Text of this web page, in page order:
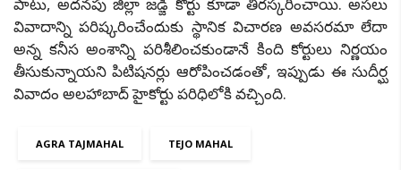
వివాదాన్ని పరిష్కరించేందుకు స్థానిక విచారణ అవసరమా లేదా
అన్న కనీస అంశాన్ని పరిశీలించకుండానే కింది కోర్టులు నిర్ణయం
తీసుకున్నాయని పిటిషనర్లు ఆరోపించడంతో, ఇప్పుడు ఈ సుదీర్ఘ
వివాదం అలహాబాద్ హైకోర్టు పరిధిలోకి వచ్చింది.
AGRA TAJMAHAL TEJO MAHAL